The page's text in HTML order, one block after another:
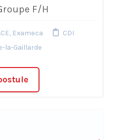
F/H
Exameca
CDI
la-Gaillarde